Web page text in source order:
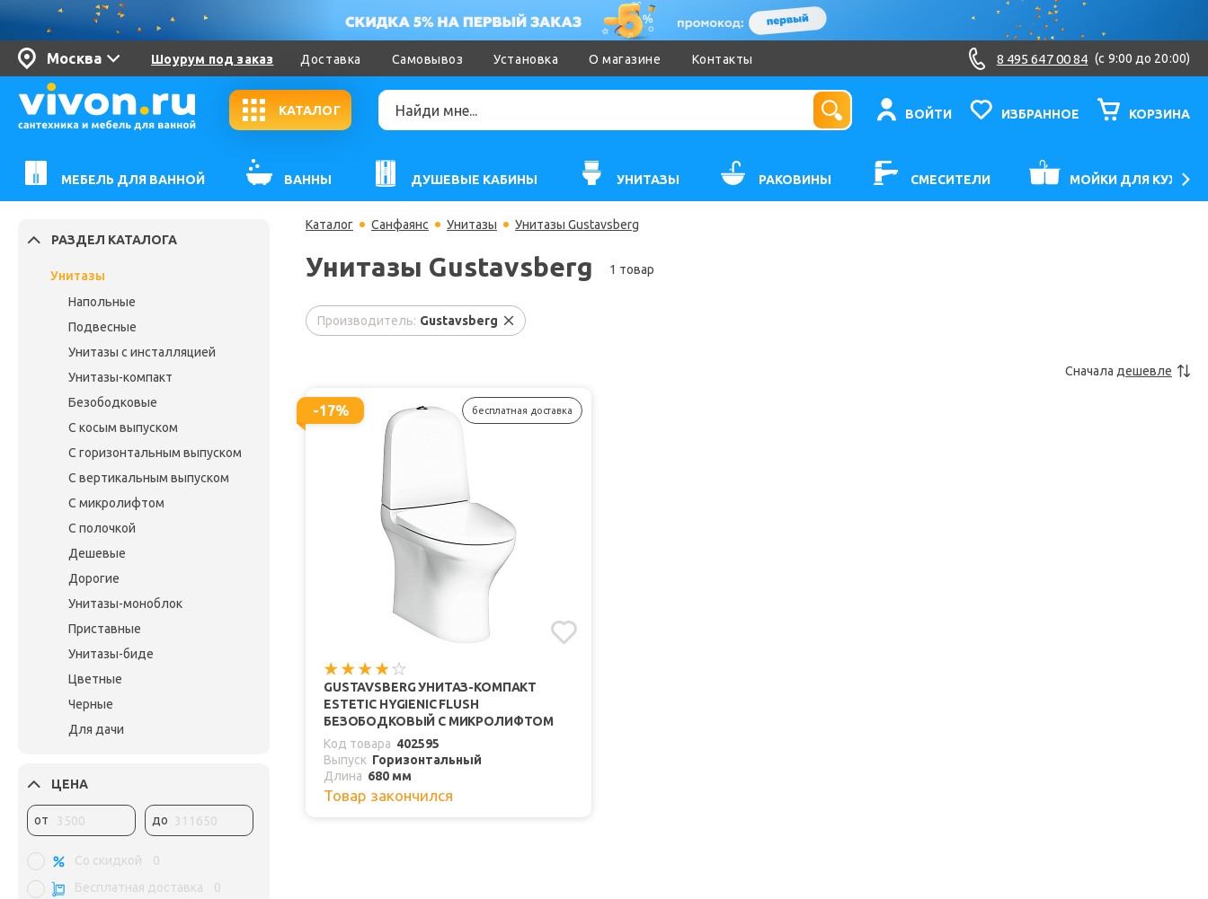
Москва Шоурум под заказ Доставка Самовывоз Установка О магазине Контакты 8 495 647 00 84 (c 9:00 до 20:00)
КАТАЛОГ ВОЙТИ ИЗБРАННОЕ КОРЗИНА
МЕБЕЛЬ ДЛЯ ВАННОЙ ВАННЫ ДУШЕВЫЕ КАБИНЫ УНИТАЗЫ РАКОВИНЫ СМЕСИТЕЛИ МОЙКИ ДЛЯ КУХНИ
РАЗДЕЛ КАТАЛОГА
Унитазы
Напольные
Подвесные
Унитазы с инсталляцией
Унитазы-компакт
Безободковые
С косым выпуском
С горизонтальным выпуском
С вертикальным выпуском
С микролифтом
С полочкой
Дешевые
Дорогие
Унитазы-моноблок
Приставные
Унитазы-биде
Цветные
Черные
Для дачи
ЦЕНА
от до
Со скидкой
0
Бесплатная доставка
0
Каталог Санфаянс Унитазы Унитазы Gustavsberg
Унитазы Gustavsberg 1 товар
Производитель: Gustavsberg
Сначала дешевле
-17% бесплатная доставка
GUSTAVSBERG УНИТАЗ-КОМПАКТ
ESTETIC HYGIENIC FLUSH
БЕЗОБОДКОВЫЙ С МИКРОЛИФТОМ
Код товара 402595
Выпуск Горизонтальный
Длина 680 мм
Товар закончился